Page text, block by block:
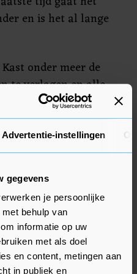
Advertentie-instellingen
gegevens
je persoonlijke
behulp van
informatie op uw
met als doel
en content, metingen aan
in publiek en
en is het al lange
onder meer de
te verlagen en alle
het land te
die neoliberale
beloftes hard op te
in te perken.
met de Amerikaanse
en de Braziliaanse
studentenleider,
bedrijven verhogen,